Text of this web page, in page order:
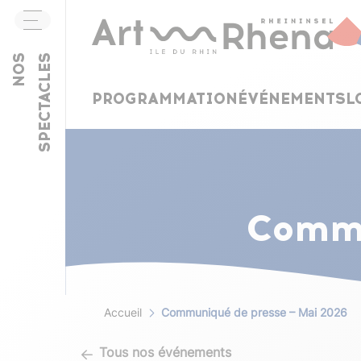
PROGRAMMATIONÉVÉNEMENTS
NOS SPECTACLES Aller au contenu
PROGRAMMATIONÉVÉNEMENTS
NOS SPECTACLES
Accueil Communiqué de presse – Mai 2026
Tous nos événements